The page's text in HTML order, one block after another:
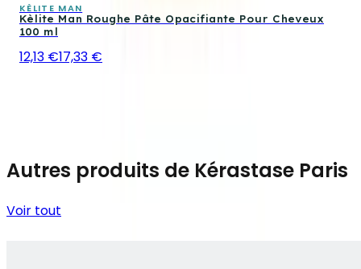
KÈLITE MAN
Kèlite Man Roughe Pâte Opacifiante Pour Cheveux
100 ml
12,13 €17,33 €
Autres produits de Kérastase Paris
Voir tout